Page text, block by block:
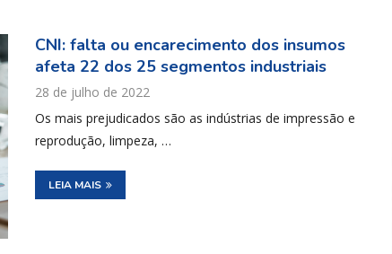
CNI: falta ou encarecimento dos insumos
afeta 22 dos 25 segmentos industriais
28 de julho de 2022
Os mais prejudicados são as indústrias de impressão e
reprodução, limpeza, …
LEIA MAIS